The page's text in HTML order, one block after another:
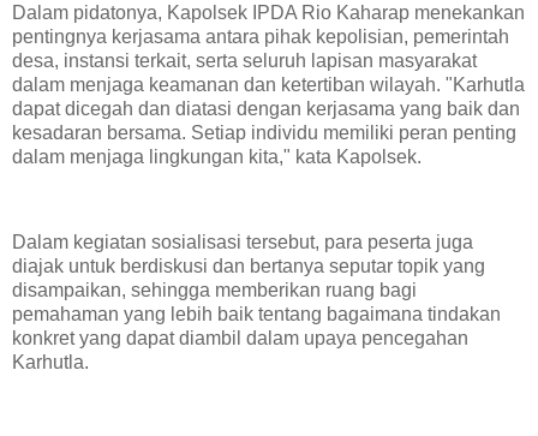
Dalam pidatonya, Kapolsek IPDA Rio Kaharap menekankan
pentingnya kerjasama antara pihak kepolisian, pemerintah
desa, instansi terkait, serta seluruh lapisan masyarakat
dalam menjaga keamanan dan ketertiban wilayah. "Karhutla
dapat dicegah dan diatasi dengan kerjasama yang baik dan
kesadaran bersama. Setiap individu memiliki peran penting
dalam menjaga lingkungan kita," kata Kapolsek.
Dalam kegiatan sosialisasi tersebut, para peserta juga
diajak untuk berdiskusi dan bertanya seputar topik yang
disampaikan, sehingga memberikan ruang bagi
pemahaman yang lebih baik tentang bagaimana tindakan
konkret yang dapat diambil dalam upaya pencegahan
Karhutla.